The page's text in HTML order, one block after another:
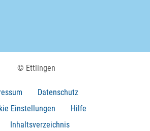
© Ettlingen
Datenschutz
Einstellungen
Hilfe
Inhaltsverzeichnis